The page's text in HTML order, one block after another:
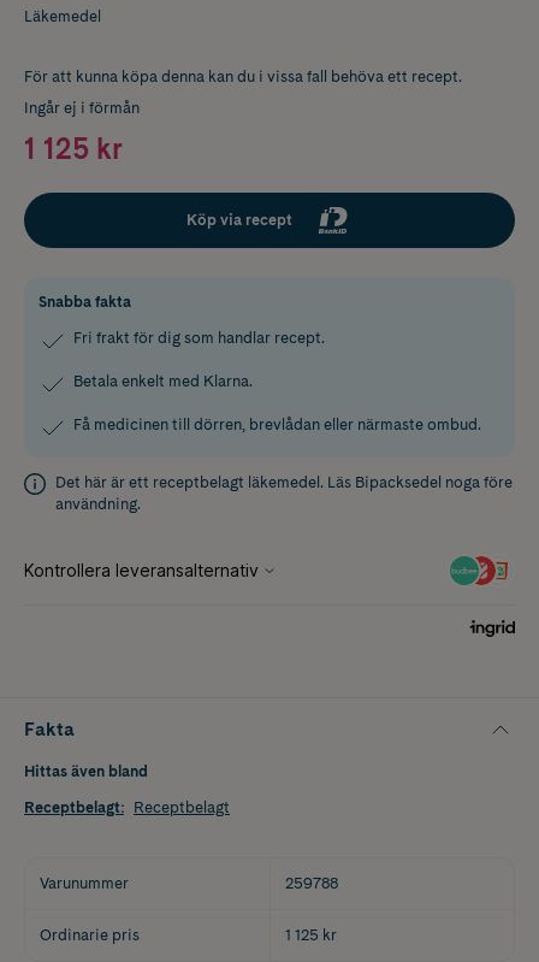
Läkemedel
För att kunna köpa denna kan du i vissa fall behöva ett recept.
Ingår ej i förmån
1 125 kr
Köp via recept
Snabba fakta
Fri frakt för dig som handlar recept.
Betala enkelt med Klarna.
Få medicinen till dörren, brevlådan eller närmaste ombud.
Det här är ett receptbelagt läkemedel. Läs Bipacksedel noga före
användning.
Fakta
Hittas även bland
Receptbelagt: Receptbelagt
Varunummer 259788
Ordinarie pris 1 125 kr